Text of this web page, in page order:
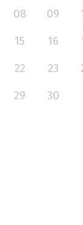
08
09
15
16
22
23
29
30